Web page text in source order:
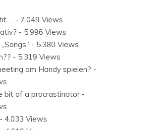
- 7.049 Views
- 5.996 Views
- 5.380 Views
- 5.319 Views
am Handy spielen? -
bit of a procrastinator -
- 4.033 Views